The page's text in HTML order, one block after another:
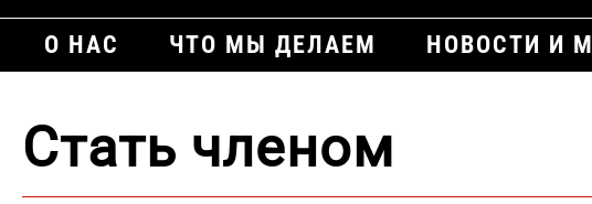
О НАС ЧТО МЫ ДЕЛАЕМ НОВОСТИ И
Стать членом